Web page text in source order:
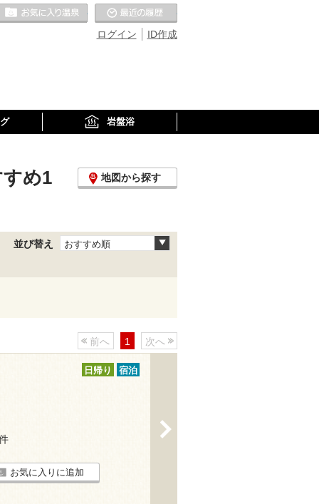
ID作成
ログイン
お気に入りの温泉
岩盤浴
め1 地図から探す
並び替え おすすめ順
前へ 1 次へ
日帰り 宿泊
お気に入りに追加